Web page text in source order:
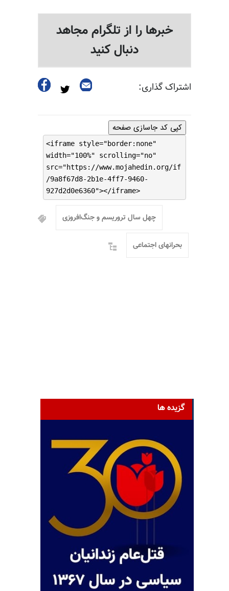
خبرها را از تلگرام مجاهد
دنبال کنید
اشتراک گذاری:
کپی کد جاسازی صفحه
<iframe style="border:none"
width="100%" scrolling="no"
src="https://www.mojahedin.org/if
/9a8f67d8-2b1e-4ff7-9460-
927d2d0e6360"></iframe>
چهل سال تروریسم و جنگ‌افروزی
بحرانهای اجتماعی
گزیده ها